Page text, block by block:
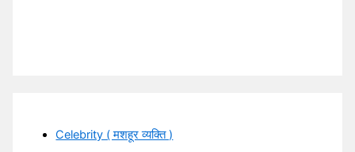
Celebrity ( मशहूर व्यक्ति )